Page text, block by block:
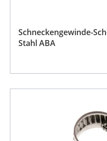
Schneckengewinde-
Stahl ABA